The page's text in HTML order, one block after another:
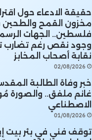
حقيقة الادعاء حول
مخزون القمح
فلسطين.. الجهات
وجود نقص رغم تضارب
نقابة أصحاب المخابز
02/08/2026
خبر وفاة الطالبة
غانم ملفق.. والصورة
الاصطناعي
01/08/2026
توقف فني في بئر بيت